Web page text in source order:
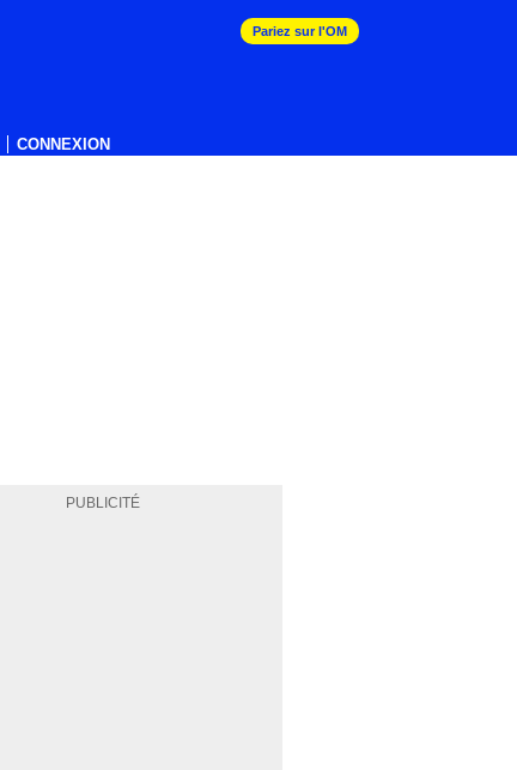
CONNEXION
Pariez sur l'OM
PUBLICITÉ